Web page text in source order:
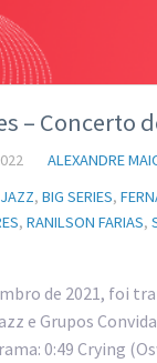
– Concerto
ALEXANDRE
, BIG SERIES,
, RANILSON FARIAS,
de 2021, foi
e Grupos
0:49 Crying